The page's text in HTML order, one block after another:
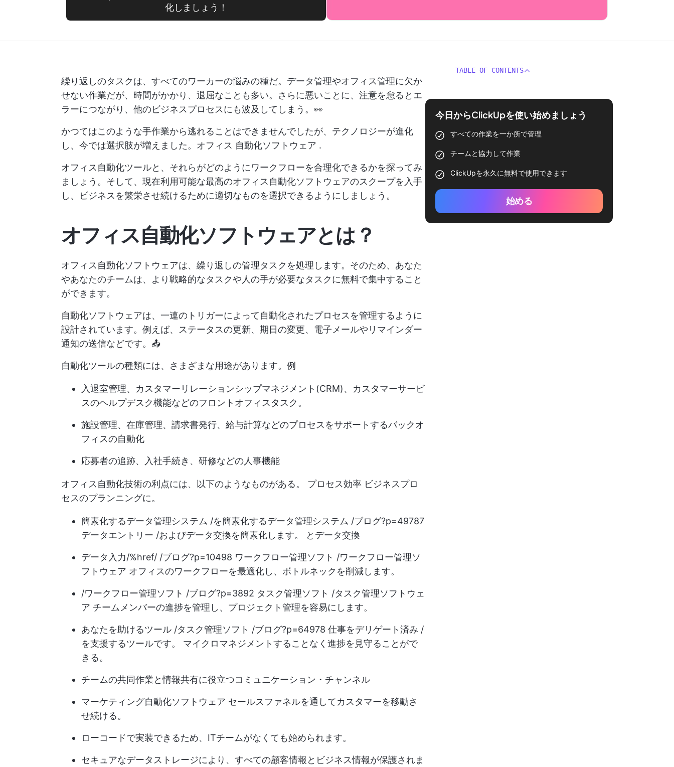
化しましょう！
繰り返しのタスクは、すべてのワーカーの悩みの種だ。データ管理やオフィス管理に欠か
せない作業だが、時間がかかり、退屈なことも多い。さらに悪いことに、注意を怠るとエ
ラーにつながり、他のビジネスプロセスにも波及してしまう。👀
かつてはこのような手作業から逃れることはできませんでしたが、テクノロジーが進化
し、今では選択肢が増えました。オフィス 自動化ソフトウェア .
オフィス自動化ツールと、それらがどのようにワークフローを合理化できるかを探ってみ
ましょう。そして、現在利用可能な最高のオフィス自動化ソフトウェアのスクープを入手
し、ビジネスを繁栄させ続けるために適切なものを選択できるようにしましょう。
オフィス自動化ソフトウェアとは？
オフィス自動化ソフトウェアは、繰り返しの管理タスクを処理します。そのため、あなた
やあなたのチームは、より戦略的なタスクや人の手が必要なタスクに無料で集中すること
ができます。
自動化ソフトウェアは、一連のトリガーによって自動化されたプロセスを管理するように
設計されています。例えば、ステータスの更新、期日の変更、電子メールやリマインダー
通知の送信などです。📤
自動化ツールの種類には、さまざまな用途があります。例
入退室管理、カスタマーリレーションシップマネジメント(CRM)、カスタマーサービ
スのヘルプデスク機能などのフロントオフィスタスク。
施設管理、在庫管理、請求書発行、給与計算などのプロセスをサポートするバックオ
フィスの自動化
応募者の追跡、入社手続き、研修などの人事機能
オフィス自動化技術の利点には、以下のようなものがある。 プロセス効率 ビジネスプロ
セスのプランニングに。
簡素化するデータ管理システム /を簡素化するデータ管理システム /ブログ?p=49787
データエントリー /およびデータ交換を簡素化します。 とデータ交換
データ入力/%href/ /ブログ?p=10498 ワークフロー管理ソフト /ワークフロー管理ソ
フトウェア オフィスのワークフローを最適化し、ボトルネックを削減します。
/ワークフロー管理ソフト /ブログ?p=3892 タスク管理ソフト /タスク管理ソフトウェ
ア チームメンバーの進捗を管理し、プロジェクト管理を容易にします。
あなたを助けるツール /タスク管理ソフト /ブログ?p=64978 仕事をデリゲート済み /
を支援するツールです。 マイクロマネジメントすることなく進捗を見守ることがで
きる。
チームの共同作業と情報共有に役立つコミュニケーション・チャンネル
マーケティング自動化ソフトウェア セールスファネルを通してカスタマーを移動さ
せ続ける。
ローコードで実装できるため、ITチームがなくても始められます。
セキュアなデータストレージにより、すべての顧客情報とビジネス情報が保護されま
TABLE OF CONTENTS
今日からClickUpを使い始めましょう
すべての作業を一か所で管理
チームと協力して作業
ClickUpを永久に無料で使用できます
始める